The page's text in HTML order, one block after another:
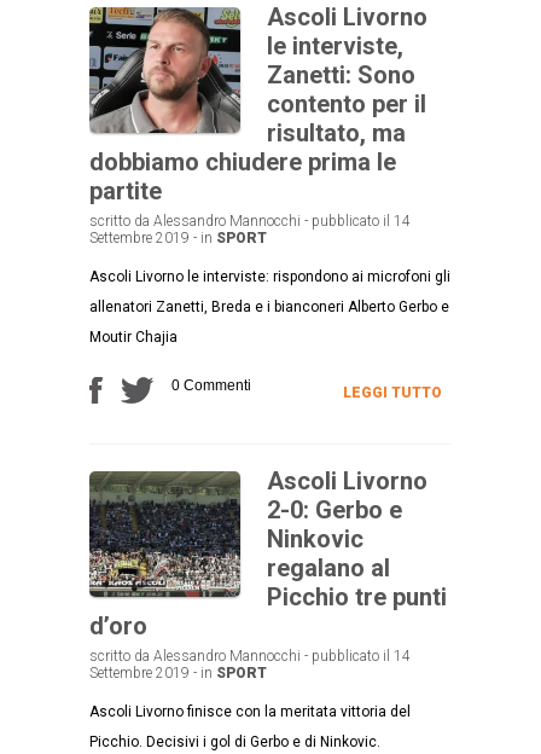
Ascoli Livorno
le interviste,
Zanetti: Sono
contento per il
risultato, ma
dobbiamo chiudere prima le
partite
scritto da Alessandro Mannocchi - pubblicato il 14
Settembre 2019 - in SPORT
Ascoli Livorno le interviste: rispondono ai microfoni gli
allenatori Zanetti, Breda e i bianconeri Alberto Gerbo e
Moutir Chajia
0 Commenti LEGGI TUTTO
Ascoli Livorno
2-0: Gerbo e
Ninkovic
regalano al
Picchio tre punti
d’oro
scritto da Alessandro Mannocchi - pubblicato il 14
Settembre 2019 - in SPORT
Ascoli Livorno finisce con la meritata vittoria del
Picchio. Decisivi i gol di Gerbo e di Ninkovic.